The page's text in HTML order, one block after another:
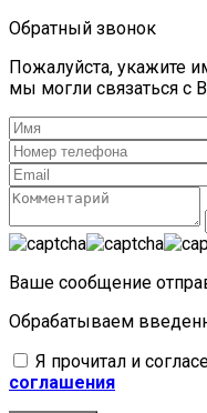
Обратный звонок
Пожалуйста, укажите
мы могли связаться с
Ваше сообщение
Обрабатываем
Я прочитал и
соглашения